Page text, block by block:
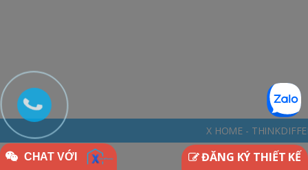
ĐĂNG KÝ THIẾT KẾ
CHAT VỚI
X HOME - THINKDIFFERENTLY *